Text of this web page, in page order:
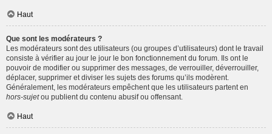
Haut
Que sont les modérateurs ?
Les modérateurs sont des utilisateurs (ou groupes d’utilisateurs) dont le travail
consiste à vérifier au jour le jour le bon fonctionnement du forum. Ils ont le
pouvoir de modifier ou supprimer des messages, de verrouiller, déverrouiller,
déplacer, supprimer et diviser les sujets des forums qu’ils modèrent.
Généralement, les modérateurs empêchent que les utilisateurs partent en
hors-sujetou publient du contenu abusif ou offensant.
Haut